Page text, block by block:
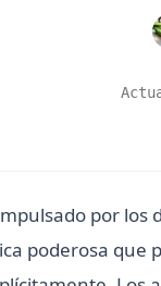
por los
poderosa